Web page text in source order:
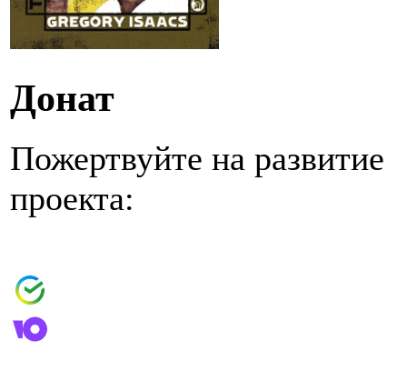
Донат
Пожертвуйте на развитие
проекта: